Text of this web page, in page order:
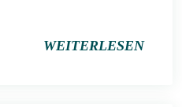
WEITERLESEN